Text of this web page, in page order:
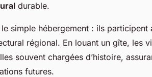
durable.
simple hébergement : ils participent
régional. En louant un gîte, les
souvent chargées d’histoire,
futures.